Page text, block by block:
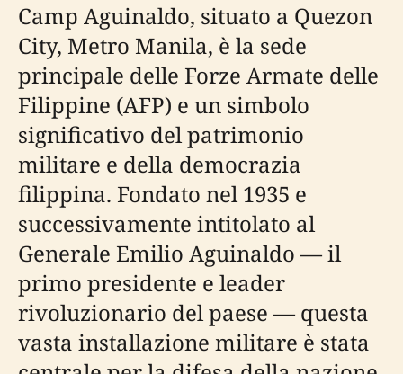
Camp Aguinaldo, situato a Quezon
City, Metro Manila, è la sede
principale delle Forze Armate delle
Filippine (AFP) e un simbolo
significativo del patrimonio
militare e della democrazia
filippina. Fondato nel 1935 e
successivamente intitolato al
Generale Emilio Aguinaldo — il
primo presidente e leader
rivoluzionario del paese — questa
vasta installazione militare è stata